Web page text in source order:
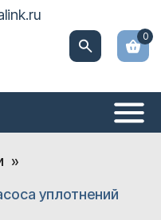
0
уплотнений